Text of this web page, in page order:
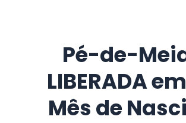
Pé-de-
LIBERADA
Mês de